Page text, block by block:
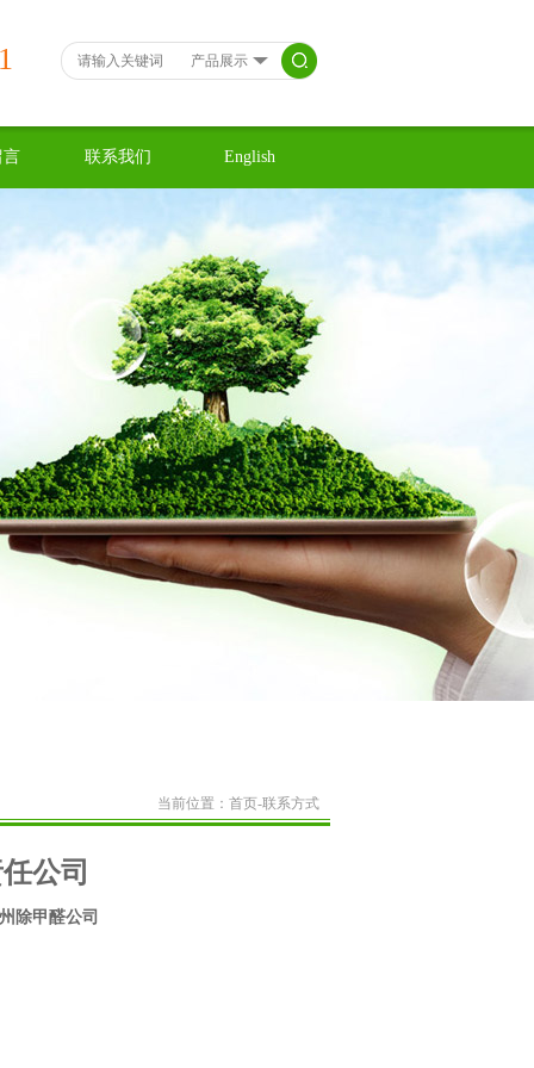
言 联系我们 English
当前位置： 首页-联系方式
公司
除甲醛公司